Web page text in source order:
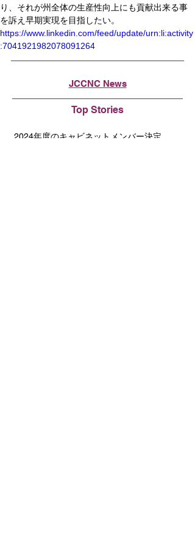
り、それが州全体の生産性向上にも貢献出来る事
を訴え早期実現を目指したい。
https://www.linkedin.com/feed/update/urn:li:activity
:7041921982078091264
JCCNC News
Top Stories
2024年度のキャビネットメンバー決定